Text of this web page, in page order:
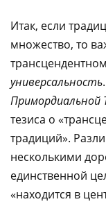
Итак, если
множество, то
универсальность
Примордиальной
тезиса о
традиций».
несколькими
единственной
«находится в